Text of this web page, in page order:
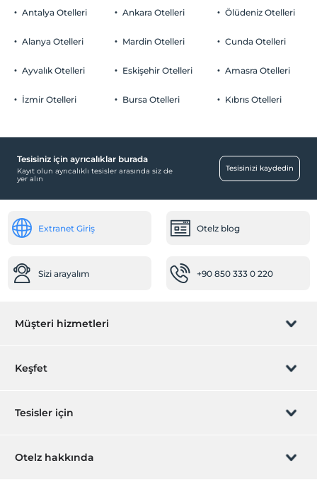
Otopark (Tesis bünyesinde)
Dinlenme salonu
Çalışma Alanları
Şehir merkezi
Havaalanı servisi (ücretli)
Diğer
Restoran (Alakart)
Kapalı restoran
Çocuklar
Her bir oda için 6 yaşına kadar 1 çocuk ücretsizdir
Antalya Otelleri
Alanya Otelleri
Ayvalık Otelleri
İzmir Otelleri
Ankara Otelleri
Mardin Otelleri
Eskişehir Otelleri
Bursa Otelleri
Ölüdeniz Otelleri
Cunda Otelleri
Amasra Otelleri
Kıbrıs Otelleri
Tesisiniz için ayrıcalıklar burada
Kayıt olun ayrıcalıklı tesisler arasında siz de
yer alın
Tesisinizi kaydedin
Extranet Giriş Otelz blog
Sizi arayalım +90 850 333 0 220
Müşteri hizmetleri
Rezervasyon yönet
Keşfet
Hediye Kart
Tesisler için
Hemen tesisinizi ekleyin
Otelz hakkında